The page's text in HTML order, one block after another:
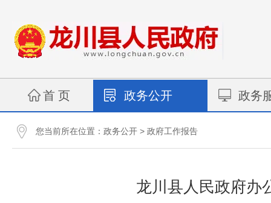
首 页 政务公开 政务
您当前所在位置： 政务公开 > 政府工作报告
龙川县人民政府办